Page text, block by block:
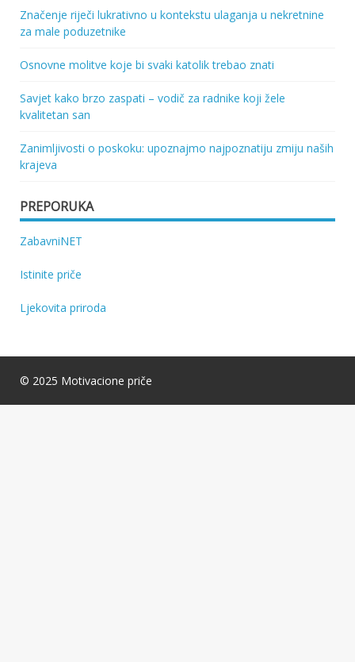
Značenje riječi lukrativno u kontekstu ulaganja u nekretnine
za male poduzetnike
Osnovne molitve koje bi svaki katolik trebao znati
Savjet kako brzo zaspati – vodič za radnike koji žele
kvalitetan san
Zanimljivosti o poskoku: upoznajmo najpoznatiju zmiju naših
krajeva
PREPORUKA
ZabavniNET
Istinite priče
Ljekovita priroda
© 2025 Motivacione priče